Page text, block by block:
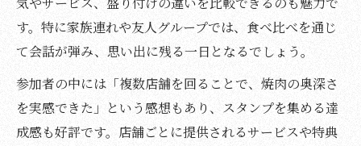
す。特に家族連れや友人グループでは、食べ比べを通じ
て会話が弾み、思い出に残る一日となるでしょう。
参加者の中には「複数店舗を回ることで、焼肉の奥深さ
を実感できた」という感想もあり、スタンプを集める達
成感も好評です。店舗ごとに提供されるサービスや特典